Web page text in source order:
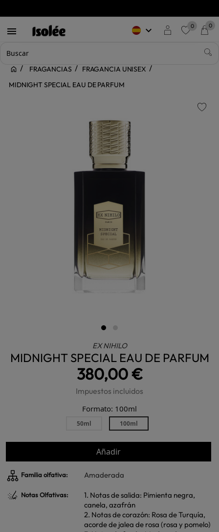
 keyboard_arrow_down 0 0
FRAGANCIAS
FRAGANCIA UNISEX
MIDNIGHT SPECIAL EAU DE PARFUM
EX NIHILO
MIDNIGHT SPECIAL EAU DE PARFUM
380,00 €
Impuestos incluidos
Formato: 100ml
50ml 100ml
Añadir
Familia olfativa: Amaderada
Notas Olfativas:
1. Notas de salida: Pimienta negra,
canela, azafrán
2. Notas de corazón: Rosa de Turquía,
acorde de jalea de rosa (rosa y pomelo)